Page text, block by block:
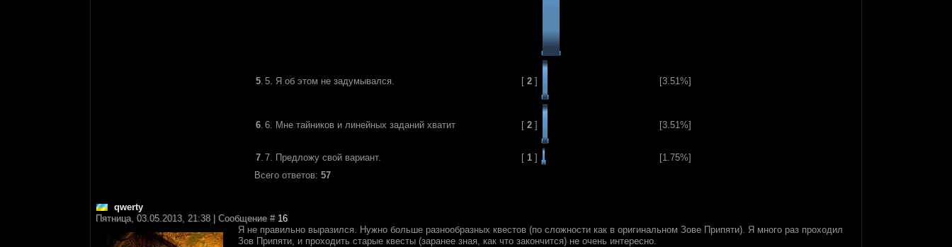
5. 5. Я об этом не задумывался. [ 2] [3.51%]
6. 6. Мне тайников и линейных заданий хватит [ 2] [3.51%]
7. 7. Предложу свой вариант. [ 1]
[1.75%]
Всего ответов: 57
qwerty
Пятница, 03.05.2013, 21:38 | Сообщение # 16
Я не правильно выразился. Нужно больше разнообразных квестов (по сложности как в оригинальном Зове Припяти). Я много раз проходил
Зов Припяти, и проходить старые квесты (заранее зная, как что закончится) не очень интересно.